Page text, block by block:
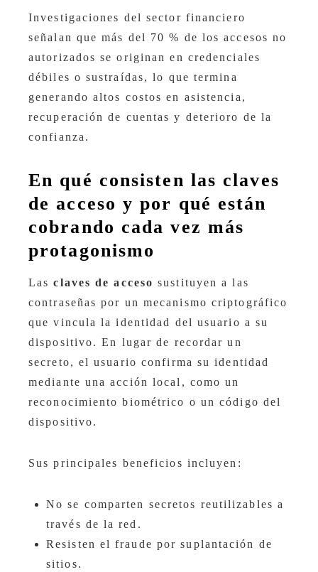
Investigaciones del sector financiero
señalan que más del 70 % de los accesos no
autorizados se originan en credenciales
débiles o sustraídas, lo que termina
generando altos costos en asistencia,
recuperación de cuentas y deterioro de la
confianza.
En qué consisten las claves
de acceso y por qué están
cobrando cada vez más
protagonismo
Lasclaves de acceso sustituyen a las
contraseñas por un mecanismo criptográfico
que vincula la identidad del usuario a su
dispositivo. En lugar de recordar un
secreto, el usuario confirma su identidad
mediante una acción local, como un
reconocimiento biométrico o un código del
dispositivo.
Sus principales beneficios incluyen:
No se comparten secretos reutilizables a
través de la red.
Resisten el fraude por suplantación de
sitios.